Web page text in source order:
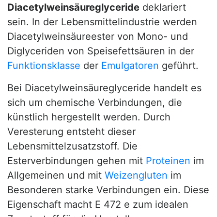
Diacetylweinsäureglyceride deklariert
sein. In der Lebensmittelindustrie werden
Diacetylweinsäureester von Mono- und
Diglyceriden von Speisefettsäuren in der
Funktionsklasse der Emulgatoren geführt.
Bei Diacetylweinsäureglyceride handelt es
sich um chemische Verbindungen, die
künstlich hergestellt werden. Durch
Veresterung entsteht dieser
Lebensmittelzusatzstoff. Die
Esterverbindungen gehen mit Proteinen im
Allgemeinen und mit Weizengluten im
Besonderen starke Verbindungen ein. Diese
Eigenschaft macht E 472 e zum idealen